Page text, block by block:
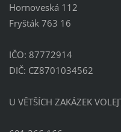
Hornoveská 112
Fryšták 763 16
IČO: 87772914
DIČ: CZ8701034562
U VĚTŠÍCH ZAKÁZEK